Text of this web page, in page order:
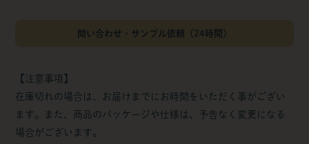
問い合わせ・サンプル依頼（24時間）
【注意事項】
在庫切れの場合は、お届けまでにお時間をいただく事がござい
ます。また、商品のパッケージや仕様は、予告なく変更になる
場合がございます。